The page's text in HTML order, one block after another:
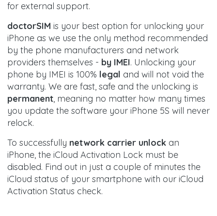
for external support.
doctorSIM is your best option for unlocking your
iPhone as we use the only method recommended
by the phone manufacturers and network
providers themselves - by IMEI. Unlocking your
phone by IMEI is 100% legal and will not void the
warranty. We are fast, safe and the unlocking is
permanent, meaning no matter how many times
you update the software your iPhone 5S will never
relock.
To successfully network carrier unlock an
iPhone, the iCloud Activation Lock must be
disabled. Find out in just a couple of minutes the
iCloud status of your smartphone with our iCloud
Activation Status check.